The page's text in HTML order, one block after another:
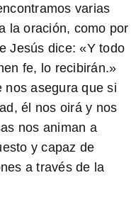
varias
la oración, como por
Jesús dice: «Y todo
fe, lo recibirán.»
nos asegura que si
él nos oirá y nos
nos animan a
y capaz de
a través de la